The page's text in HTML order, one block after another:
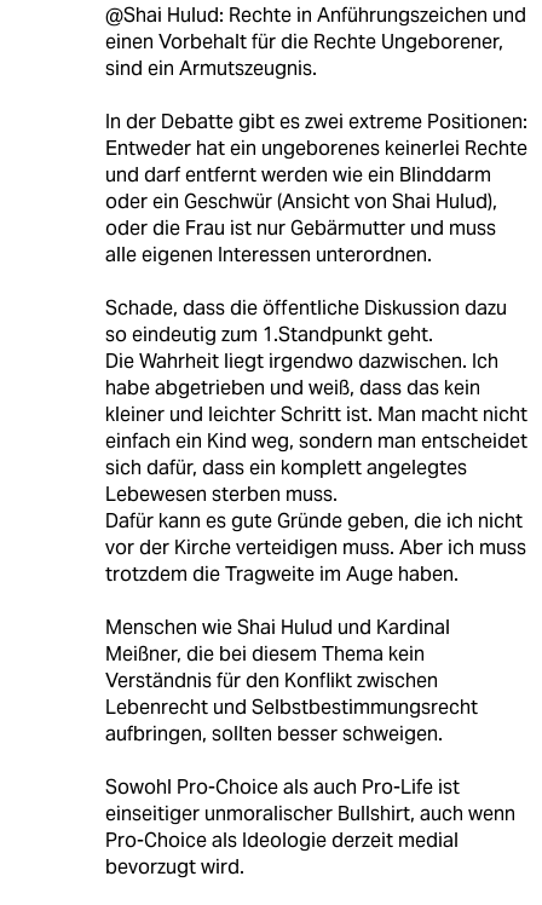
@Shai Hulud: Rechte in Anführungszeichen und
einen Vorbehalt für die Rechte Ungeborener,
sind ein Armutszeugnis.
In der Debatte gibt es zwei extreme Positionen:
Entweder hat ein ungeborenes keinerlei Rechte
und darf entfernt werden wie ein Blinddarm
oder ein Geschwür (Ansicht von Shai Hulud),
oder die Frau ist nur Gebärmutter und muss
alle eigenen Interessen unterordnen.
Schade, dass die öffentliche Diskussion dazu
so eindeutig zum 1.Standpunkt geht.
Die Wahrheit liegt irgendwo dazwischen. Ich
habe abgetrieben und weiß, dass das kein
kleiner und leichter Schritt ist. Man macht nicht
einfach ein Kind weg, sondern man entscheidet
sich dafür, dass ein komplett angelegtes
Lebewesen sterben muss.
Dafür kann es gute Gründe geben, die ich nicht
vor der Kirche verteidigen muss. Aber ich muss
trotzdem die Tragweite im Auge haben.
Menschen wie Shai Hulud und Kardinal
Meißner, die bei diesem Thema kein
Verständnis für den Konflikt zwischen
Lebenrecht und Selbstbestimmungsrecht
aufbringen, sollten besser schweigen.
Sowohl Pro-Choice als auch Pro-Life ist
einseitiger unmoralischer Bullshirt, auch wenn
Pro-Choice als Ideologie derzeit medial
bevorzugt wird.